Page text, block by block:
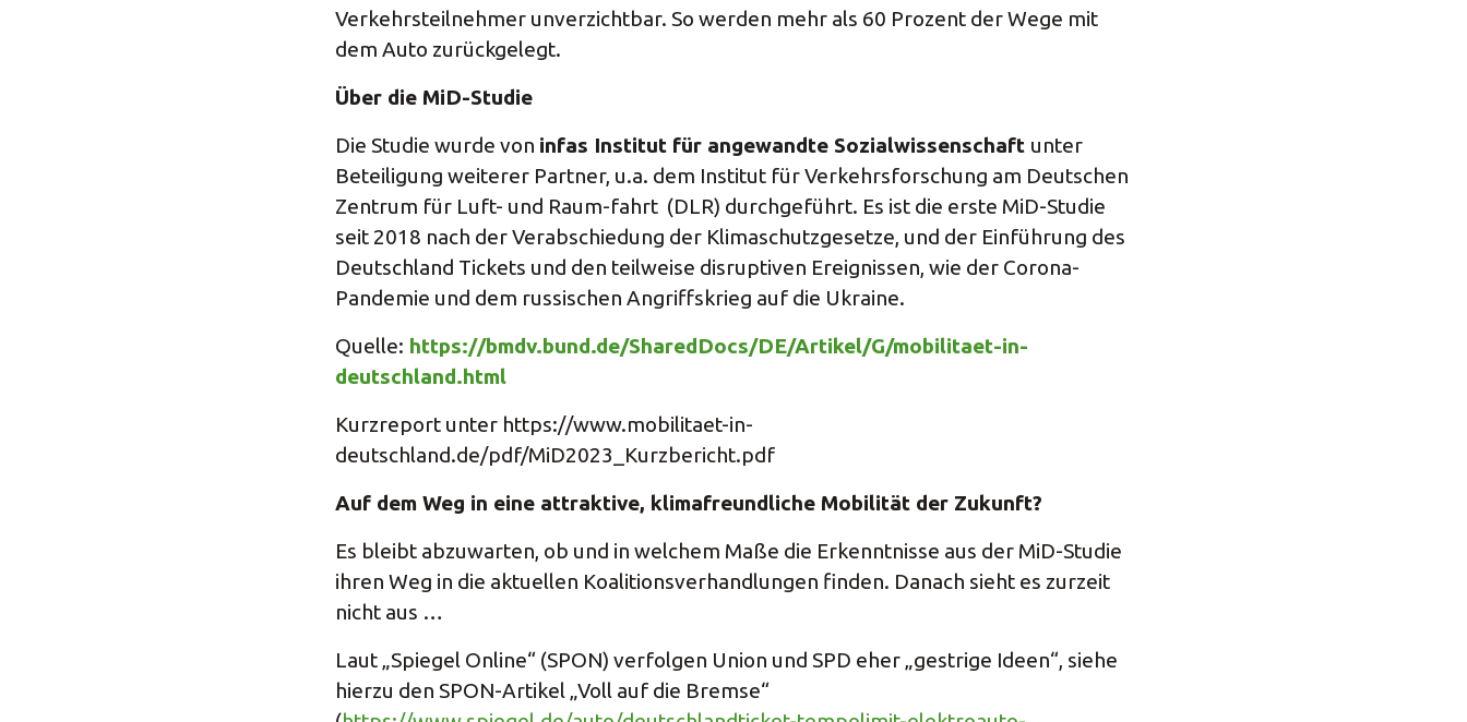
Verkehrsteilnehmer unverzichtbar. So werden mehr als 60 Prozent der Wege mit
dem Auto zurückgelegt.
Über die MiD-Studie
Die Studie wurde von infas Institut für angewandte Sozialwissenschaft unter
Beteiligung weiterer Partner, u.a. dem Institut für Verkehrsforschung am Deutschen
Zentrum für Luft- und Raum-fahrt (DLR) durchgeführt. Es ist die erste MiD-Studie
seit 2018 nach der Verabschiedung der Klimaschutzgesetze, und der Einführung des
Deutschland Tickets und den teilweise disruptiven Ereignissen, wie der Corona-
Pandemie und dem russischen Angriffskrieg auf die Ukraine.
Quelle: https://bmdv.bund.de/SharedDocs/DE/Artikel/G/mobilitaet-in-
deutschland.html
Kurzreport unter https://www.mobilitaet-in-
deutschland.de/pdf/MiD2023_Kurzbericht.pdf
Auf dem Weg in eine attraktive, klimafreundliche Mobilität der Zukunft?
Es bleibt abzuwarten, ob und in welchem Maße die Erkenntnisse aus der MiD-Studie
ihren Weg in die aktuellen Koalitionsverhandlungen finden. Danach sieht es zurzeit
nicht aus …
Laut „Spiegel Online“ (SPON) verfolgen Union und SPD eher „gestrige Ideen“, siehe
hierzu den SPON-Artikel „Voll auf die Bremse“